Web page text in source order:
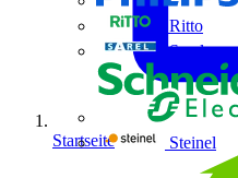
Ritto
Sarel
Steinel
Startseite